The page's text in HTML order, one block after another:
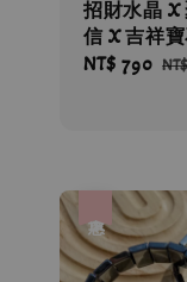
招財水晶 X
信 X 吉祥寶
Sale
NT$ 790